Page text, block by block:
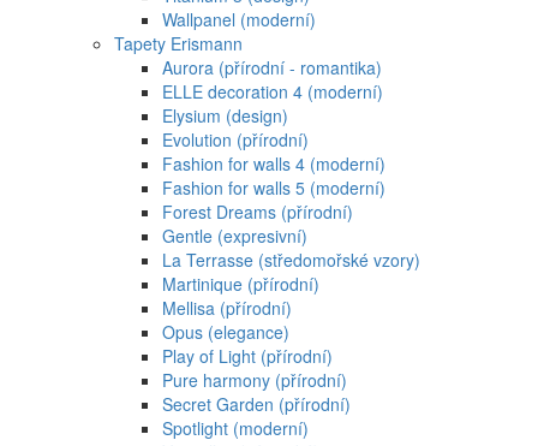
Wallpanel (moderní)
Tapety Erismann
Aurora (přírodní - romantika)
ELLE decoration 4 (moderní)
Elysium (design)
Evolution (přírodní)
Fashion for walls 4 (moderní)
Fashion for walls 5 (moderní)
Forest Dreams (přírodní)
Gentle (expresivní)
La Terrasse (středomořské vzory)
Martinique (přírodní)
Mellisa (přírodní)
Opus (elegance)
Play of Light (přírodní)
Pure harmony (přírodní)
Secret Garden (přírodní)
Spotlight (moderní)